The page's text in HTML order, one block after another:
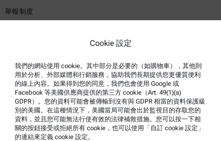
舉報制度
安全聲明
安東帕技術中心
聯絡我們
公司資訊
Cookie 設定
我們的網站使用 cookie。其中部分是必要的（如購物車），其他則
用於分析、外部媒體和行銷服務，協助我們長期提供您更優質便利
的線上內容。如果得到您的同意，我們也會使用 Google 或
Facebook 等美國供應商提供的第三方 cookie（Art. 49(1)(a)
GDPR）。您的資料可能會被傳輸到沒有與 GDPR 相當的資料保護級
別的美國。在這種情況下，美國當局可能會出於監視目的存取您的
資料，並且您可能無法行使有效的法律補救措施。您可以按一下相
關的按鈕接受或拒絕所有 cookie，也可以使用「自訂 cookie 設定」
的連結來定義 cookie 設定。